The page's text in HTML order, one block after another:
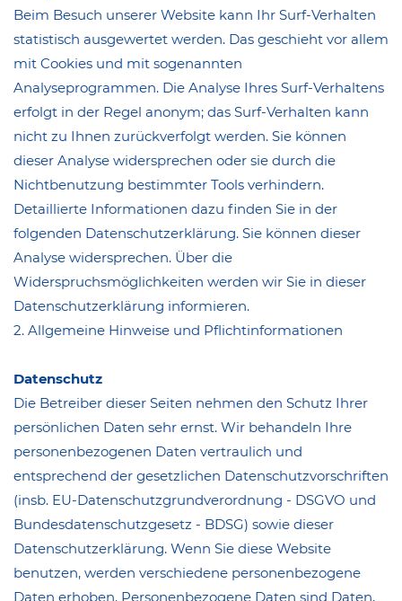
Beim Besuch unserer Website kann Ihr Surf-Verhalten
statistisch ausgewertet werden. Das geschieht vor allem
mit Cookies und mit sogenannten
Analyseprogrammen. Die Analyse Ihres Surf-Verhaltens
erfolgt in der Regel anonym; das Surf-Verhalten kann
nicht zu Ihnen zurückverfolgt werden. Sie können
dieser Analyse widersprechen oder sie durch die
Nichtbenutzung bestimmter Tools verhindern.
Detaillierte Informationen dazu finden Sie in der
folgenden Datenschutzerklärung. Sie können dieser
Analyse widersprechen. Über die
Widerspruchsmöglichkeiten werden wir Sie in dieser
Datenschutzerklärung informieren.
2. Allgemeine Hinweise und Pflichtinformationen
Datenschutz
Die Betreiber dieser Seiten nehmen den Schutz Ihrer
persönlichen Daten sehr ernst. Wir behandeln Ihre
personenbezogenen Daten vertraulich und
entsprechend der gesetzlichen Datenschutzvorschriften
(insb. EU-Datenschutzgrundverordnung - DSGVO und
Bundesdatenschutzgesetz - BDSG) sowie dieser
Datenschutzerklärung. Wenn Sie diese Website
benutzen, werden verschiedene personenbezogene
Daten erhoben. Personenbezogene Daten sind Daten,